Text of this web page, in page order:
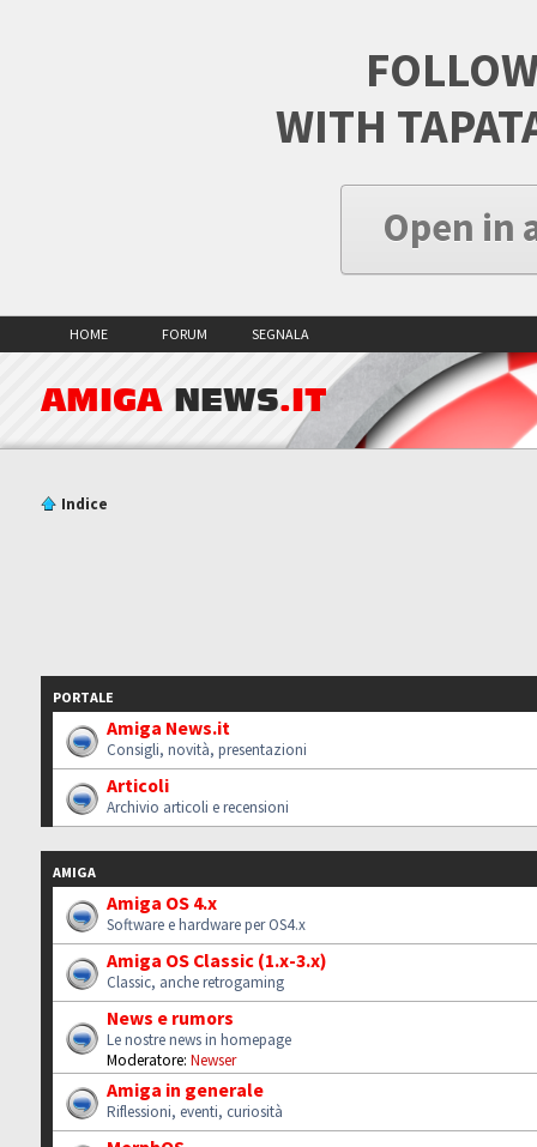
WITH
Open in
HOME FORUM SEGNALA
AMIGA NEWS.IT
Indice
PORTALE
Amiga News.it
Consigli, novità, presentazioni
Articoli
Archivio articoli e recensioni
AMIGA
Amiga OS 4.x
Software e hardware per OS4.x
Amiga OS Classic (1.x-3.x)
Classic, anche retrogaming
News e rumors
Le nostre news in homepage
Moderatore: Newser
Amiga in generale
Riflessioni, eventi, curiosità